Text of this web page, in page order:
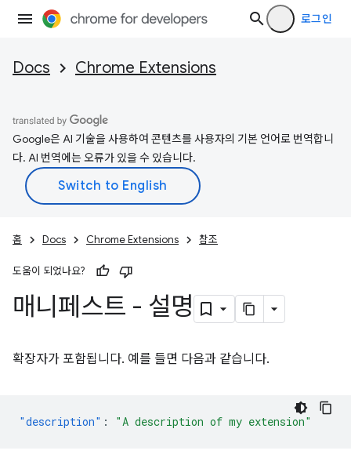
로그인
Docs Chrome Extensions
Google은 AI 기술을 사용하여 콘텐츠를 사용자의 기본 언어로 번역합니
다. AI 번역에는 오류가 있을 수 있습니다.
홈 Docs Chrome Extensions 참조
도움이 되었나요?
매니페스트 - 설명
확장자가 포함됩니다. 예를 들면 다음과 같습니다.
"description" : "A description of my extension"